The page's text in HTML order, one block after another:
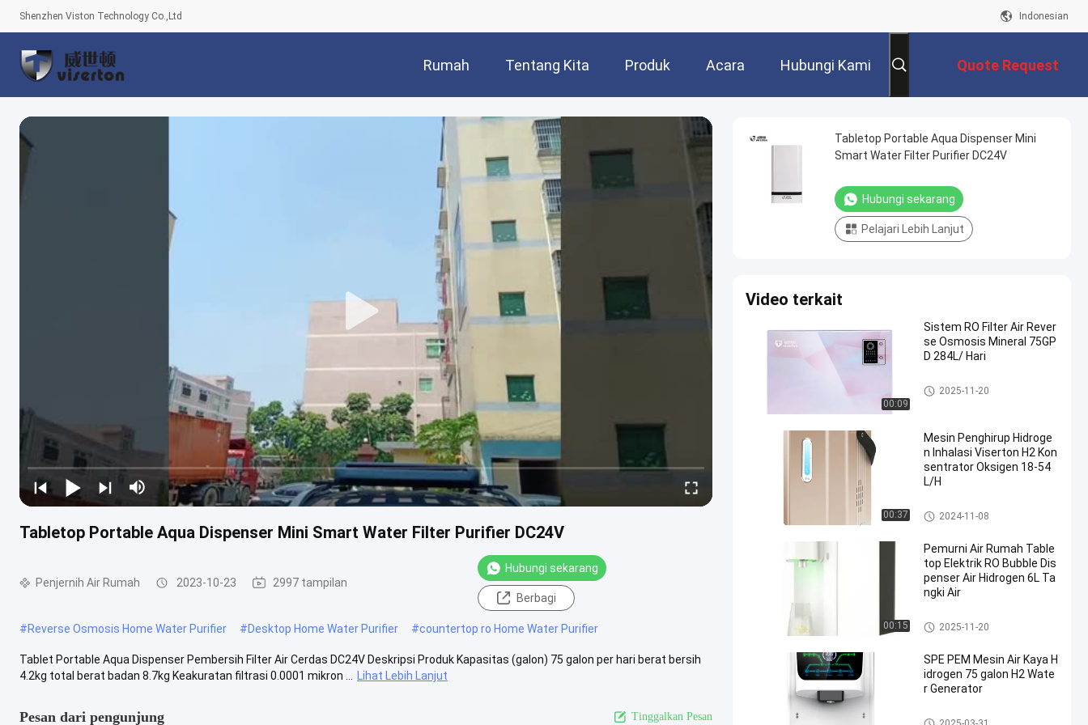
Shenzhen Viston Technology Co.,Ltd Indonesian
Rumah Tentang Kita Produk Acara Hubungi Kami Quote Request
Suatu
Tabletop Portable Aqua Dispenser Mini Smart Water Filter Purifier DC24V
Penjernih Air Rumah 2023-10-23 2997 tampilan
Hubungi sekarang
Berbagi
#Reverse Osmosis Home Water Purifier #Desktop Home Water Purifier #countertop ro Home Water Purifier
Tablet Portable Aqua Dispenser Pembersih Filter Air Cerdas DC24V Deskripsi Produk Kapasitas (galon) 75 galon per hari berat bersih
4.2kg total berat badan 8.7kg Keakuratan filtrasi 0.0001 mikron ...
Lihat Lebih Lanjut
Pesan dari pengunjung Tinggalkan Pesan
Tabletop Portable Aqua Dispenser Mini
Smart Water Filter Purifier DC24V
Hubungi sekarang
Pelajari Lebih Lanjut
Video terkait
00:09
Sistem RO Filter Air Rever
se Osmosis Mineral 75GP
D 284L/ Hari
Penjernih Air Rumah
2025-11-20
00:37
Mesin Penghirup Hidroge
n Inhalasi Viserton H2 Kon
sentrator Oksigen 18-54
L/H
Mesin Penghirup Hidrogen
2024-11-08
00:15
Pemurni Air Rumah Table
top Elektrik RO Bubble Dis
penser Air Hidrogen 6L Ta
ngki Air
Penjernih Air Rumah
2025-11-20
SPE PEM Mesin Air Kaya H
idrogen 75 galon H2 Wate
r Generator
Mesin Air Kaya Hidrogen